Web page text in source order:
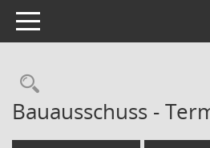
Toggle navigation
Rechercheauswahl
Bauausschuss -